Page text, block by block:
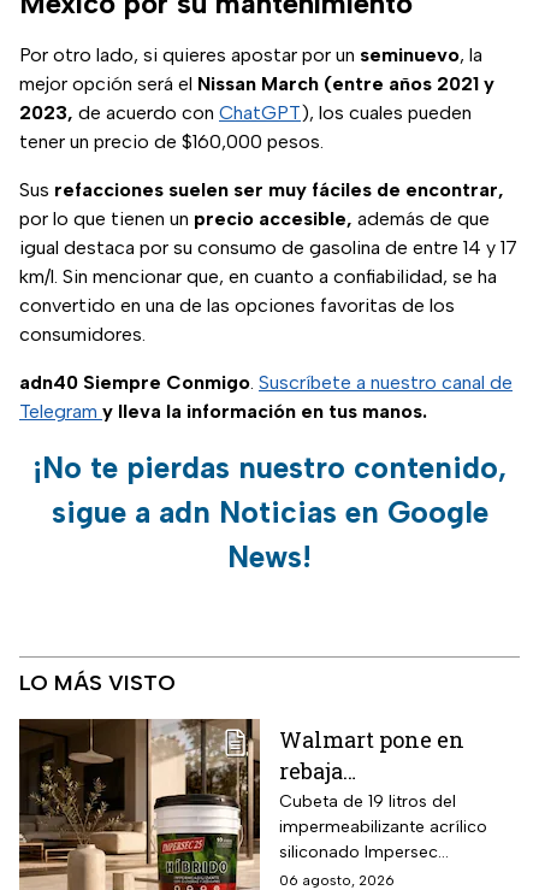
Por otro lado, si quieres apostar por un seminuevo, la
mejor opción será el Nissan March (entre años 2021 y
2023, de acuerdo con ChatGPT), los cuales pueden
tener un precio de $160,000 pesos.
Sus refacciones suelen ser muy fáciles de encontrar,
por lo que tienen un precio accesible, además de que
igual destaca por su consumo de gasolina de entre 14 y 17
km/l. Sin mencionar que, en cuanto a confiabilidad, se ha
convertido en una de las opciones favoritas de los
consumidores.
adn40 Siempre Conmigo. Suscríbete a nuestro canal de
Telegram y lleva la información en tus manos.
¡No te pierdas nuestro contenido,
sigue a adn Noticias en Google
News!
LO MÁS VISTO
Walmart pone en
rebaja
impermeabilizante
ecológico Impersec 10
años con caucho
Cubeta de 19 litros del
impermeabilizante acrílico
siliconado Impersec
formulado con hasta 60 por
06 agosto, 2026